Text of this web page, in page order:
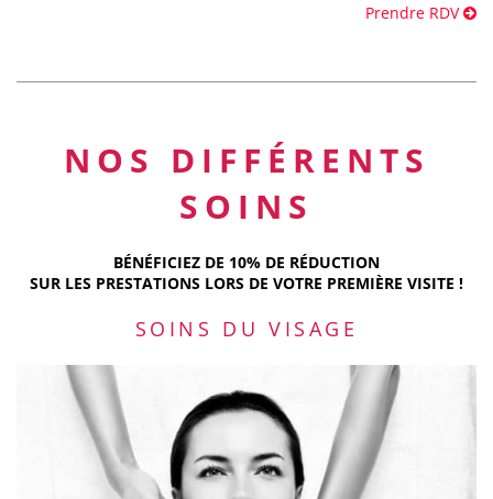
Prendre RDV
NOS DIFFÉRENTS
SOINS
BÉNÉFICIEZ DE 10% DE RÉDUCTION
SUR LES PRESTATIONS LORS DE VOTRE PREMIÈRE VISITE !
SOINS DU VISAGE